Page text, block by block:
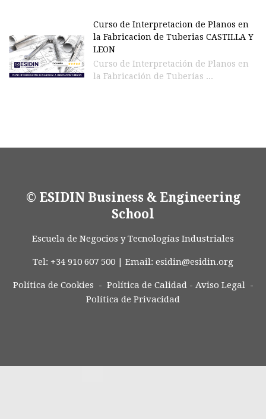
Curso de Interpretacion de Planos en
la Fabricacion de Tuberias CASTILLA Y
LEON
Curso de Interpretación de Planos en
la Fabricación de Tuberías ...
© ESIDIN Business & Engineering
School
Escuela de Negocios y Tecnologías Industriales
Tel: +34 910 607 500 | Email: esidin@esidin.org
Política de Cookies - Política de Calidad- Aviso Legal-
Política de Privacidad